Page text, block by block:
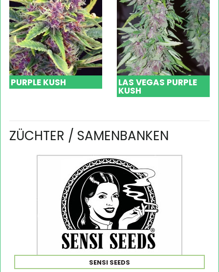
PURPLE KUSH LAS VEGAS PURPLE
KUSH
ZÜCHTER / SAMENBANKEN
SENSI SEEDS